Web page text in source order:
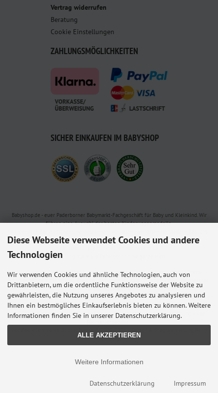
Vertrag widerrufen
Beratung
Cookie Einstellungen
ZAHLUNGSMÖGLICHKEITEN
SICHER EINKAUFEN IM BABYSHOP
Babyshop.de - euer Paderborner Babymarkt-Fachgeschäft für Baby und Kleinkind. Wir
führen eine Auswahl der besten Kinderwagenmodelle,
uns in der Paderborner Fußgängerzone oder bestellt online bei uns.
Lieferung mit ♥ aus Paderborn in die ganze Welt.
Alle Preise inkl. gesetzl. MwSt. zzgl.Versandkosten. Die durchgestrichenen Preise
entsprechen dem bisherigen Preis bei Babyshop Hunstig - Online Familienfachgeschäft
für Babyausstattung.
* Gilt für Lieferungen innerhalb Deutschlands, Lieferzeiten für andere Länder entnehmen
Sie bitte der Schaltfläche mit den Versandinformationen.
© 2026 Babyshop Hunstig - Online Familienfachgeschäft für Babyausstattung • Alle
Webdesign
Diese Webseite verwendet Cookies und andere
Technologien
Wir verwenden Cookies und ähnliche Technologien, auch von
Drittanbietern, um die ordentliche Funktionsweise der Website zu
gewährleisten, die Nutzung unseres Angebotes zu analysieren und
Ihnen ein bestmögliches Einkaufserlebnis bieten zu können. Weitere
Informationen finden Sie in unserer Datenschutzerklärung.
ALLE AKZEPTIEREN
Weitere Informationen
Datenschutzerklärung Impressum